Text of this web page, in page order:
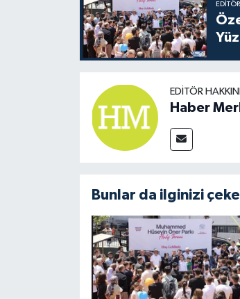
EDITÖR
Haber
Bunlar da ilginizi